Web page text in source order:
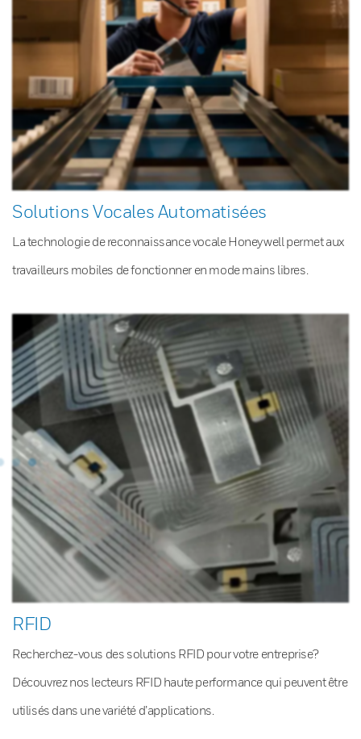
Solutions Vocales Automatisées
La technologie de reconnaissance vocale Honeywell permet aux
travailleurs mobiles de fonctionner en mode mains libres.
RFID
Recherchez-vous des solutions RFID pour votre entreprise?
Découvrez nos lecteurs RFID haute performance qui peuvent être
utilisés dans une variété d’applications.